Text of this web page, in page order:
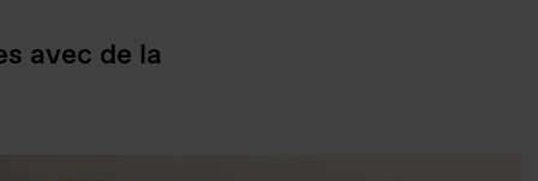
avec de la